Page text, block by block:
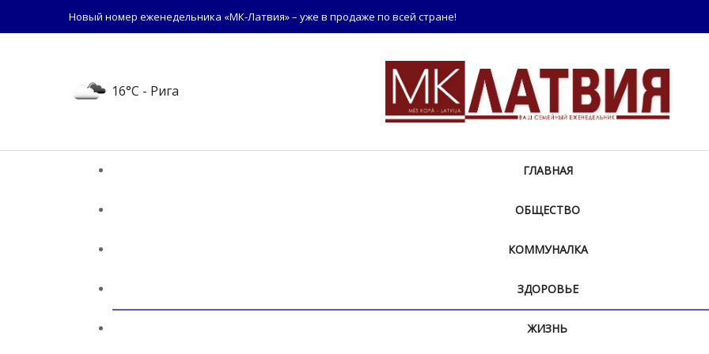
Новый номер еженедельника «МК-Латвия» – уже в продаже по всей стране!
16°C - Рига
ГЛАВНАЯ
ОБЩЕСТВО
КОММУНАЛКА
ЗДОРОВЬЕ
ЖИЗНЬ